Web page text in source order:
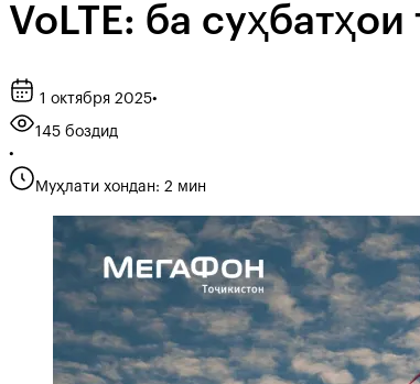
VoLTE: ба
1 октября 2025•
145 боздид
•
Муҳлати хондан: 2 мин